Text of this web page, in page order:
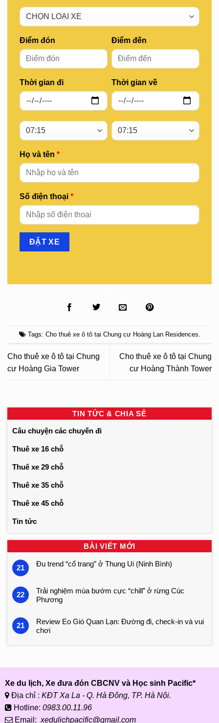
Điểm đón
Thời gian đi
Điểm đến
Thời gian về
Họ và tên *
Số điện thoại *
Tags: Cho thuê xe ô tô tại Chung cư Hoàng Lan Residences
Cho thuê xe ô tô tại Chung
cư Hoàng Gia Tower
Cho thuê xe ô tô tại Chung
cư Hoàng Thành Tower
TIN TỨC & CHIA SẺ
Câu chuyện các chuyến đi
Thuê xe 16 chỗ
Thuê xe 29 chỗ
Thuê xe 35 chỗ
Thuê xe 45 chỗ
Tin tức
BÀI VIẾT MỚI
21 Đu trend “cổ trang” ở Thung Ui (Ninh Bình)
22
Trải nghiệm mùa bướm cực “chill” ở rừng Cúc
Phương
21
Review Eo Gió Quan Lạn: Đường đi, check-in và vui
chơi
Xe du lịch, Xe đưa đón CBCNV và Học sinh Pacific*
Địa chỉ : KĐT Xa La - Q. Hà Đông, TP. Hà Nội.
Hotline: 0983.00.11.96
Email: xedulichpacific@gmail.com